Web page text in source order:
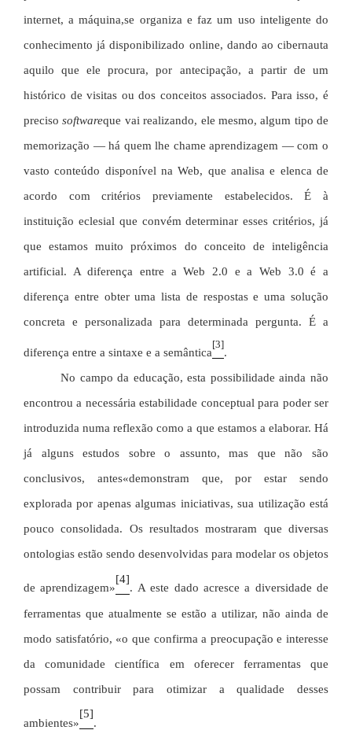
internet, a máquina,se organiza e faz um uso inteligente do
conhecimento já disponibilizado online, dando ao cibernauta
aquilo que ele procura, por antecipação, a partir de um
histórico de visitas ou dos conceitos associados. Para isso, é
precisosoftwareque vai realizando, ele mesmo, algum tipo de
memorização — há quem lhe chame aprendizagem — com o
vasto conteúdo disponível na Web, que analisa e elenca de
acordo com critérios previamente estabelecidos. É à
instituição eclesial que convém determinar esses critérios, já
que estamos muito próximos do conceito de inteligência
artificial. A diferença entre a Web 2.0 e a Web 3.0 é a
diferença entre obter uma lista de respostas e uma solução
concreta e personalizada para determinada pergunta. É a
diferença entre a sintaxe e a semântica
[3]
.
No campo da educação, esta possibilidade ainda não
encontrou a necessária estabilidade conceptual para poder ser
introduzida numa reflexão como a que estamos a elaborar. Há
já alguns estudos sobre o assunto, mas que não são
conclusivos, antes«demonstram que, por estar sendo
explorada por apenas algumas iniciativas, sua utilização está
pouco consolidada. Os resultados mostraram que diversas
ontologias estão sendo desenvolvidas para modelar os objetos
de aprendizagem»
[4]
. A este dado acresce a diversidade de
ferramentas que atualmente se estão a utilizar, não ainda de
modo satisfatório, «o que confirma a preocupação e interesse
da comunidade científica em oferecer ferramentas que
possam contribuir para otimizar a qualidade desses
ambientes»
[5]
.